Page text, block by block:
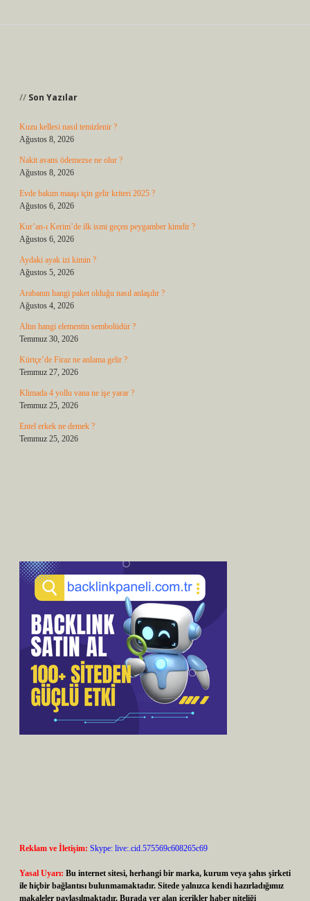
Son Yazılar
Kuzu kellesi nasıl temizlenir ?
Ağustos 8, 2026
Nakit avans ödemezse ne olur ?
Ağustos 8, 2026
Evde bakım maaşı için gelir kriteri 2025 ?
Ağustos 6, 2026
Kur’an-ı Kerim’de ilk ismi geçen peygamber kimdir ?
Ağustos 6, 2026
Aydaki ayak izi kimin ?
Ağustos 5, 2026
Arabanın hangi paket olduğu nasıl anlaşılır ?
Ağustos 4, 2026
Altın hangi elementin sembolüdür ?
Temmuz 30, 2026
Kürtçe’de Firaz ne anlama gelir ?
Temmuz 27, 2026
Klimada 4 yollu vana ne işe yarar ?
Temmuz 25, 2026
Entel erkek ne demek ?
Temmuz 25, 2026
Reklam ve İletişim: Skype: live:.cid.575569c608265c69
Yasal Uyarı: Bu internet sitesi, herhangi bir marka, kurum veya şahıs şirketi
ile hiçbir bağlantısı bulunmamaktadır. Sitede yalnızca kendi hazırladığımız
makaleler paylaşılmaktadır. Burada yer alan içerikler haber niteliği